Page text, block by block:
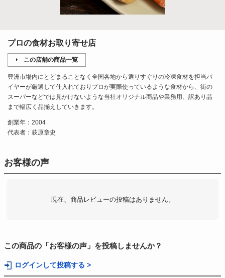
プロの食材お取り寄せ店
この店舗の商品一覧
豊洲市場内にとどまることなく全国各地から選りすぐりの冷凍食材を担当バ
イヤーが厳選して仕入れておりプロが実際使っているような食材から、街の
スーパーなどでは見かけないような当社オリジナル商品や業務用、訳あり品
まで幅広く品揃えしていきます。
創業年：2004
代表者：萩原章史
お客様の声
現在、商品レビューの投稿はありません。
この商品の「お客様の声」を投稿しませんか？
ログインして投稿する >